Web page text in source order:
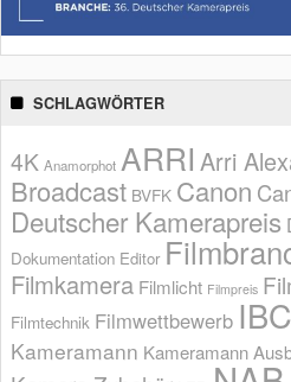
SCHLAGWÖRTER
4K Anamorphot ARRI Arri
Broadcast BVFK Canon
Deutscher Kamerapreis
Dokumentation Editor
Filmkamera Filmlicht Filmpreis
Filmtechnik Filmwettbewerb IBC
Kameramann Kameramann